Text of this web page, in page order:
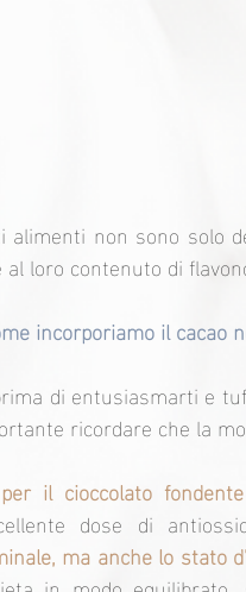
alimenti non sono solo
al loro contenuto di
incorporiamo il cacao
di entusiasmarti e
ricordare che la
il cioccolato
dose di
ma anche lo stato